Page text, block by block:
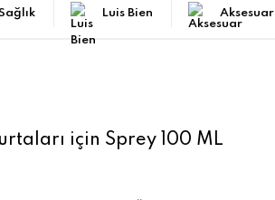
Luis Bien Aksesuar
için Sprey 100 ML